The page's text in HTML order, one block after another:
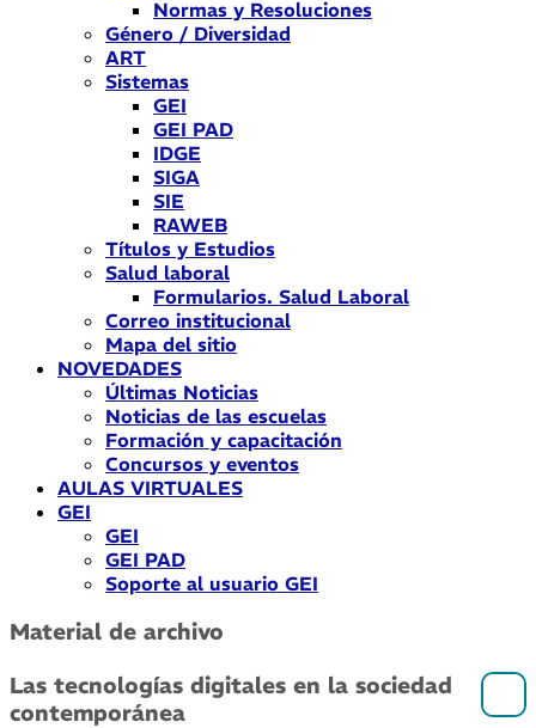
Normas y Resoluciones
Género / Diversidad
ART
Sistemas
GEI
GEI PAD
IDGE
SIGA
SIE
RAWEB
Títulos y Estudios
Salud laboral
Formularios. Salud Laboral
Correo institucional
Mapa del sitio
NOVEDADES
Últimas Noticias
Noticias de las escuelas
Formación y capacitación
Concursos y eventos
AULAS VIRTUALES
GEI
GEI
GEI PAD
Soporte al usuario GEI
Material de archivo
Las tecnologías digitales en la sociedad
contemporánea